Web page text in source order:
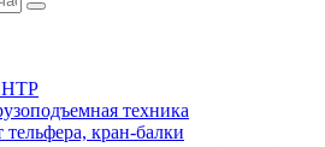
техника
тельфера, кран-балки